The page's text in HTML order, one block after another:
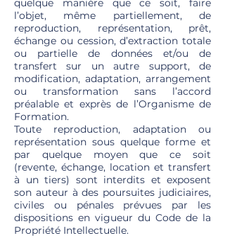
quelque manière que ce soit, faire
l’objet, même partiellement, de
reproduction, représentation, prêt,
échange ou cession, d’extraction totale
ou partielle de données et/ou de
transfert sur un autre support, de
modification, adaptation, arrangement
ou transformation sans l’accord
préalable et exprès de l’Organisme de
Formation.
Toute reproduction, adaptation ou
représentation sous quelque forme et
par quelque moyen que ce soit
(revente, échange, location et transfert
à un tiers) sont interdits et exposent
son auteur à des poursuites judiciaires,
civiles ou pénales prévues par les
dispositions en vigueur du Code de la
Propriété Intellectuelle.